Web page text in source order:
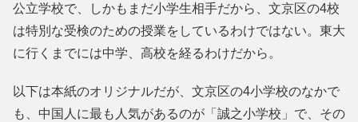
公立学校で、しかもまだ小学生相手だから、文京区の4校
は特別な受検のための授業をしているわけではない。東大
に行くまでには中学、高校を経るわけだから。
以下は本紙のオリジナルだが、文京区の4小学校のなかで
も、中国人に最も人気があるのが「誠之小学校」で、その